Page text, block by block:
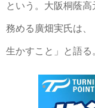
という。大阪桐蔭
務める廣畑実氏は
生かすこと」と語る